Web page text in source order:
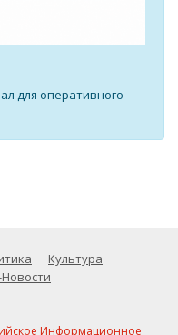
для оперативного
Культура
Информационное